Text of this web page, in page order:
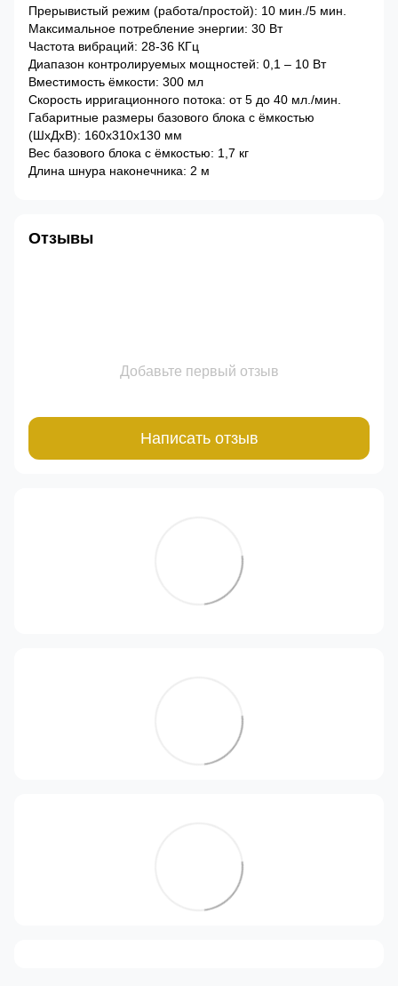
Прерывистый режим (работа/простой): 10 мин./5 мин.
Максимальное потребление энергии: 30 Вт
Частота вибраций: 28-36 КГц
Диапазон контролируемых мощностей: 0,1 – 10 Вт
Вместимость ёмкости: 300 мл
Скорость ирригационного потока: от 5 до 40 мл./мин.
Габаритные размеры базового блока с ёмкостью
(ШхДхВ): 160х310х130 мм
Вес базового блока с ёмкостью: 1,7 кг
Длина шнура наконечника: 2 м
Отзывы
Добавьте первый отзыв
Написать отзыв